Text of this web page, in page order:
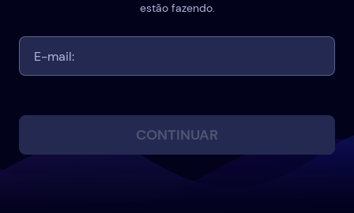
estão fazendo.
CONTINUAR